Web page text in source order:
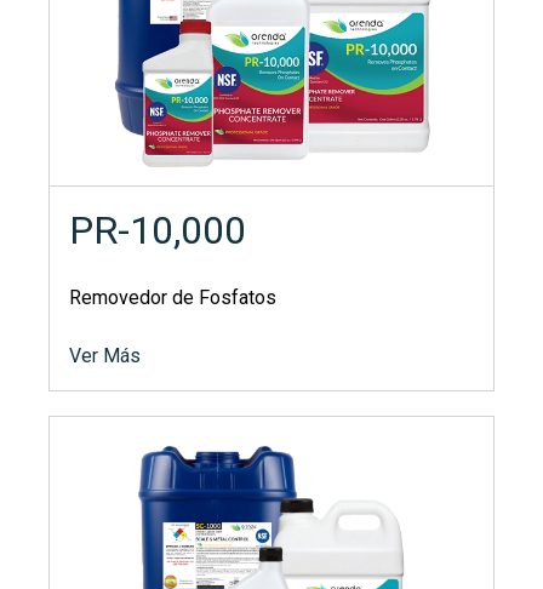
PR-10,000
Removedor de Fosfatos
Ver Más